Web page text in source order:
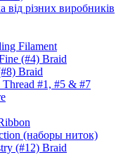
від різних виробників
Filament
(#4) Braid
Braid
#1, #5 & #7
(наборы ниток)
(#12) Braid